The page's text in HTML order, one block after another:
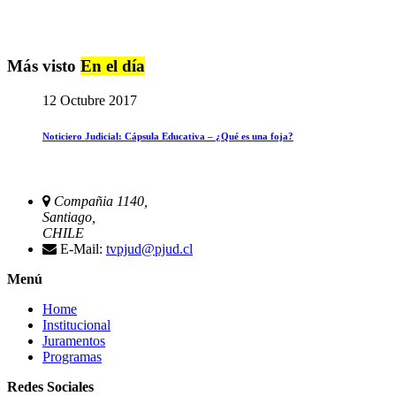
Más visto En el día
12 Octubre 2017
Noticiero Judicial: Cápsula Educativa – ¿Qué es una foja?
Compañia 1140,
Santiago,
CHILE
E-Mail: tvpjud@pjud.cl
Menú
Home
Institucional
Juramentos
Programas
Redes Sociales